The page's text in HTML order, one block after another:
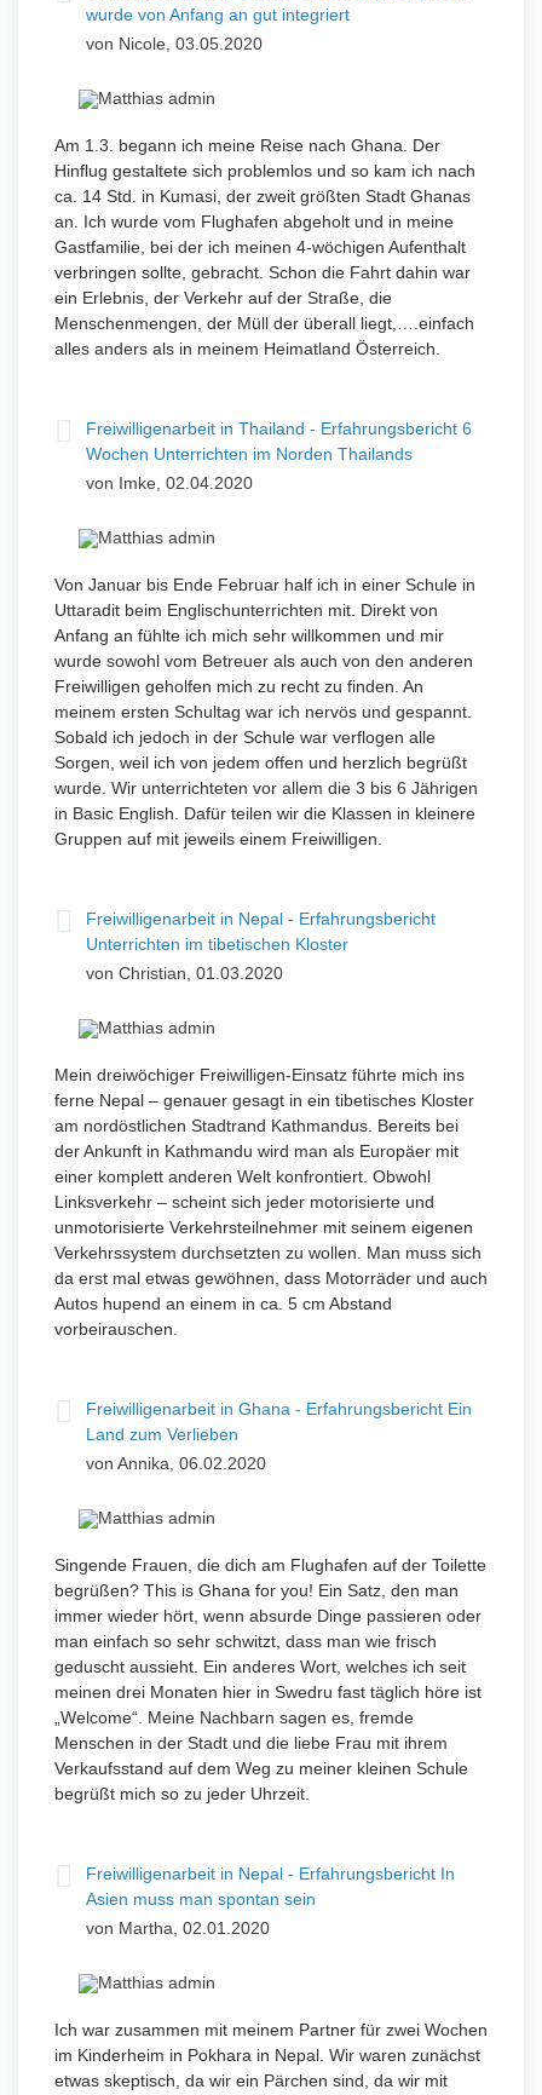
Initiativbewerbung
wurde von Anfang an gut integriert
von Nicole, 03.05.2020
Am 1.3. begann ich meine Reise nach Ghana. Der
Hinflug gestaltete sich problemlos und so kam ich nach
ca. 14 Std. in Kumasi, der zweit größten Stadt Ghanas
an. Ich wurde vom Flughafen abgeholt und in meine
Gastfamilie, bei der ich meinen 4-wöchigen Aufenthalt
verbringen sollte, gebracht. Schon die Fahrt dahin war
ein Erlebnis, der Verkehr auf der Straße, die
Menschenmengen, der Müll der überall liegt,….einfach
alles anders als in meinem Heimatland Österreich.
Freiwilligenarbeit in Thailand - Erfahrungsbericht 6
Wochen Unterrichten im Norden Thailands
von Imke, 02.04.2020
Von Januar bis Ende Februar half ich in einer Schule in
Uttaradit beim Englischunterrichten mit. Direkt von
Anfang an fühlte ich mich sehr willkommen und mir
wurde sowohl vom Betreuer als auch von den anderen
Freiwilligen geholfen mich zu recht zu finden. An
meinem ersten Schultag war ich nervös und gespannt.
Sobald ich jedoch in der Schule war verflogen alle
Sorgen, weil ich von jedem offen und herzlich begrüßt
wurde. Wir unterrichteten vor allem die 3 bis 6 Jährigen
in Basic English. Dafür teilen wir die Klassen in kleinere
Gruppen auf mit jeweils einem Freiwilligen.
Freiwilligenarbeit in Nepal - Erfahrungsbericht
Unterrichten im tibetischen Kloster
von Christian, 01.03.2020
Mein dreiwöchiger Freiwilligen-Einsatz führte mich ins
ferne Nepal – genauer gesagt in ein tibetisches Kloster
am nordöstlichen Stadtrand Kathmandus. Bereits bei
der Ankunft in Kathmandu wird man als Europäer mit
einer komplett anderen Welt konfrontiert. Obwohl
Linksverkehr – scheint sich jeder motorisierte und
unmotorisierte Verkehrsteilnehmer mit seinem eigenen
Verkehrssystem durchsetzten zu wollen. Man muss sich
da erst mal etwas gewöhnen, dass Motorräder und auch
Autos hupend an einem in ca. 5 cm Abstand
vorbeirauschen.
Freiwilligenarbeit in Ghana - Erfahrungsbericht Ein
Land zum Verlieben
von Annika, 06.02.2020
Singende Frauen, die dich am Flughafen auf der Toilette
begrüßen? This is Ghana for you! Ein Satz, den man
immer wieder hört, wenn absurde Dinge passieren oder
man einfach so sehr schwitzt, dass man wie frisch
geduscht aussieht. Ein anderes Wort, welches ich seit
meinen drei Monaten hier in Swedru fast täglich höre ist
„Welcome“. Meine Nachbarn sagen es, fremde
Menschen in der Stadt und die liebe Frau mit ihrem
Verkaufsstand auf dem Weg zu meiner kleinen Schule
begrüßt mich so zu jeder Uhrzeit.
Freiwilligenarbeit in Nepal - Erfahrungsbericht In
Asien muss man spontan sein
von Martha, 02.01.2020
Ich war zusammen mit meinem Partner für zwei Wochen
im Kinderheim in Pokhara in Nepal. Wir waren zunächst
etwas skeptisch, da wir ein Pärchen sind, da wir mit